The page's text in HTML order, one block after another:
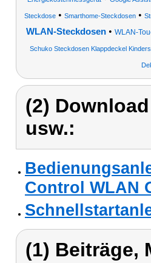
Steckdose• Smarthome-Steckdosen•
WLAN-Steckdosen • WLAN-
Schuko Steckdosen Klappdeckel
(2)
usw.:
Control WLAN
(1) Beiträge,